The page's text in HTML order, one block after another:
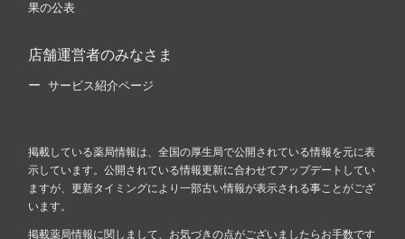
果の公表
店舗運営者のみなさま
サービス紹介ページ
掲載している薬局情報は、全国の厚生局で公開されている情報を元に表
示しています。公開されている情報更新に合わせてアップデートしてい
ますが、更新タイミングにより一部古い情報が表示される事ことがござ
います。
掲載薬局情報に関しまして、お気づきの点がございましたらお手数です